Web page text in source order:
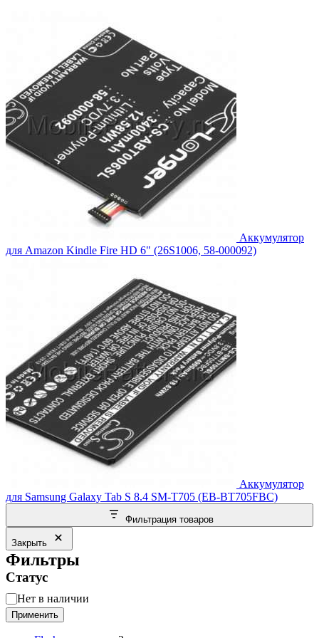
Аккумулятор
для Amazon Kindle Fire HD 6" (26S1006, 58-000092)
Аккумулятор
для Samsung Galaxy Tab S 8.4 SM-T705 (EB-BT705FBC)
Фильтрация товаров
Закрыть
Фильтры
Статус
Статус
Нет в наличии
Применить